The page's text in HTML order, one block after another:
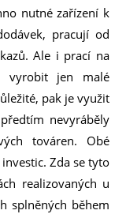
nutné zařízení k
pracují od
Ale i prací na
vyrobit jen malé
pak je využit
nevyráběly
továren. Obé
Zda se tyto
realizovaných u
splněných během